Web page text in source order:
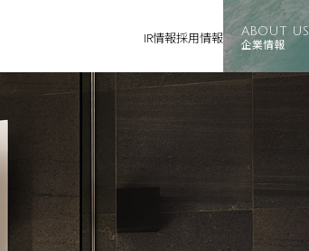
IR情報採用情報 ABOUT US
企業情報